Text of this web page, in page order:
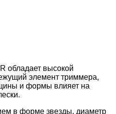
обладает высокой
элемент триммера,
и формы влияет на
в форме звезды, диаметр